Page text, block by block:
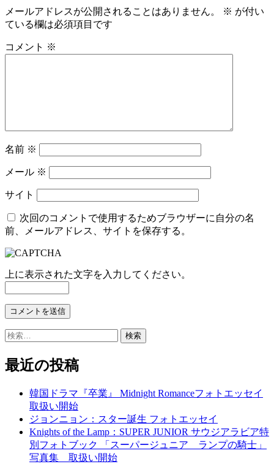
ビ
ゲ
ー
メールアドレスが公開されることはありません。 ※ が付い
ている欄は必須項目です
コメント ※
名前 ※
メール ※
サイト
次回のコメントで使用するためブラウザーに自分の名
前、メールアドレス、サイトを保存する。
上に表示された文字を入力してください。
検
最近の投稿
韓国ドラマ『卒業』 Midnight Romanceフォトエッセイ
取扱い開始
ジョンニョン：スター誕生 フォトエッセイ
Knights of the Lamp：SUPER JUNIOR サウジアラビア特
別フォトブック 「スーパージュニア ランプの騎士」
写真集 取扱い開始